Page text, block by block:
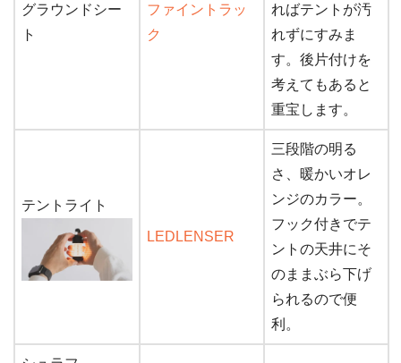
グラウンドシー
ト
ファイントラッ
ク
ればテントが汚
れずにすみま
す。後片付けを
考えてもあると
重宝します。
テントライト
LEDLENSER
三段階の明る
さ、暖かいオレ
ンジのカラー。
フック付きでテ
ントの天井にそ
のままぶら下げ
られるので便
利。